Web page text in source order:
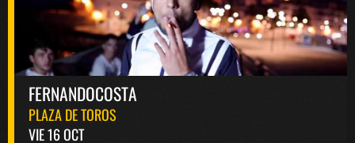
FERNANDOCOSTA
PLAZA DE TOROS
VIE 16 OCT